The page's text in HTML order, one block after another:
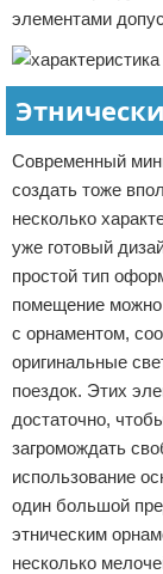
элементами
Современный
создать тоже
несколько
уже готовый
простой тип
помещение можно
с орнаментом,
оригинальные
поездок. Этих
достаточно,
загромождать
использование
один большой
этническим
несколько